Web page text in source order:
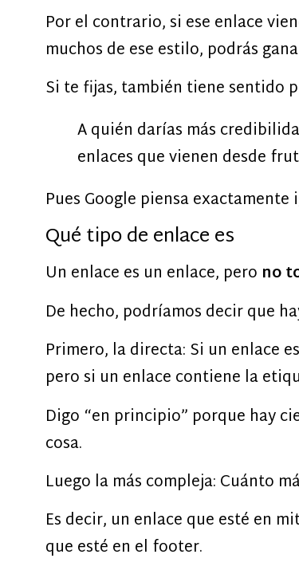
Por el contrario, si ese enlace
muchos de ese estilo, podrás
Si te fijas, también tiene sentido
A quién darías más
enlaces que vienen desde
Pues Google piensa exactamente
Qué tipo de enlace es
Un enlace es un enlace, pero no
De hecho, podríamos decir que
Primero, la directa: Si un enlace
pero si un enlace contiene la
Digo “en principio” porque hay
cosa.
Luego la más compleja: Cuánto
Es decir, un enlace que esté en
que esté en el footer.